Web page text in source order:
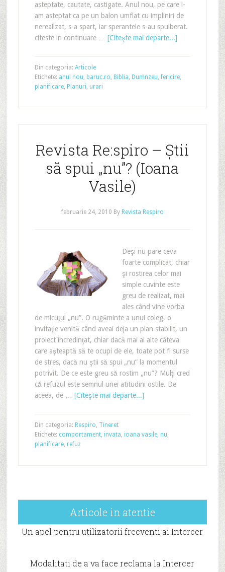
asteptate, cautate, castigate. Anul nou, pe care l-
am asteptat ca pe un balon umflat cu impliniri de
nerealizat, s-a spart, iar sperantele s-au spulberat.
citeste in continuare … [Citeşte mai departe...]
Din categoria: Articole
Etichete: anul nou, baruc.ro, Biblia, Dumnzeu,fericire,
planificare, Planuri, urari
Revista Re:spiro – Ştii
să spui „nu”? (Ioana
Vasile)
februarie 24, 2010 By Revista Respiro
Deşi nu pare ceva
foarte complicat, chiar
şi rostirea celor mai
simple cuvinte este
greu de realizat, mai
ales când vine vorba
de micuţul „nu”. O rugăminte a unui coleg, o
invitaţie venită când aveai deja un plan stabilit, un
proiect încredinţat, chiar dacă mai ai alte câteva
care aşteaptă să te ocupi de ele, toate pot fi surse
de stres, dacă nu ştii să spui „nu” la momentul
potrivit. De ce este greu să rostim „nu”? Mulţi cred
că refuzul este semnul unei atitudini ostile. De
aceea, de … [Citeşte mai departe...]
Din categoria: Respiro, Tineret
Etichete: comportament, invata, ioana vasile, nu,
planificare, refuz
Articole in atentie
Un apel pentru utilizatorii frecventi ai Intercer
Modalitati de a va face reclama la Intercer